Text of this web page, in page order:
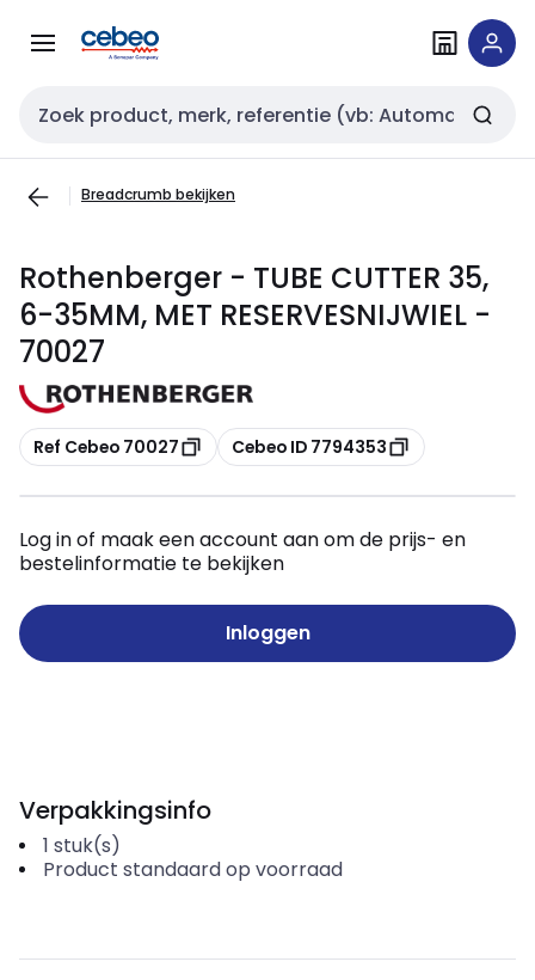
naar
naar
Zoekveld invoer
Breadcrumb bekijken
Rothenberger - TUBE CUTTER 35,
6-35MM, MET RESERVESNIJWIEL -
70027
Kopiëren
Ref Cebeo 70027 Kopiëren
Cebeo ID 7794353
Log in of maak een account aan om de prijs- en
bestelinformatie te bekijken
Inloggen
Verpakkingsinfo
1 stuk(s)
Product standaard op voorraad